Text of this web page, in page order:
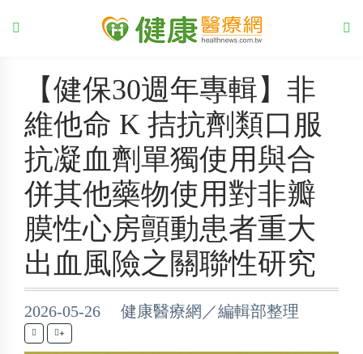
【健保30週年專輯】非
維他命 K 拮抗劑類口服
抗凝血劑單獨使用與合
併其他藥物使用對非瓣
膜性心房顫動患者重大
出血風險之關聯性研究
2026-05-26 健康醫療網／編輯部整理
+